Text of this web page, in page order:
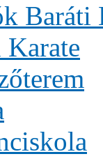
Baráti